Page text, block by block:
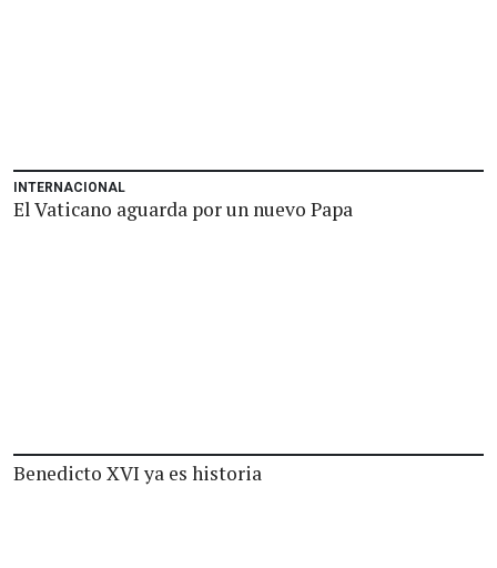
INTERNACIONAL
El Vaticano aguarda por un nuevo Papa
Benedicto XVI ya es historia